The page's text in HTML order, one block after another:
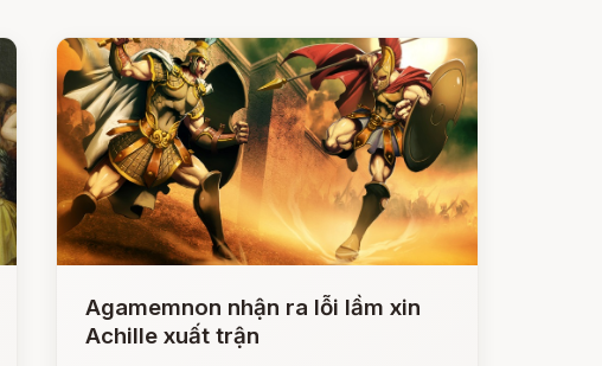
Agamemnon nhận ra lỗi lầm xin
Achille xuất trận